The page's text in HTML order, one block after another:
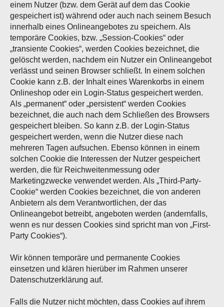
einem Nutzer (bzw. dem Gerät auf dem das Cookie
gespeichert ist) während oder auch nach seinem Besuch
innerhalb eines Onlineangebotes zu speichern. Als
temporäre Cookies, bzw. „Session-Cookies“ oder
„transiente Cookies“, werden Cookies bezeichnet, die
gelöscht werden, nachdem ein Nutzer ein Onlineangebot
verlässt und seinen Browser schließt. In einem solchen
Cookie kann z.B. der Inhalt eines Warenkorbs in einem
Onlineshop oder ein Login-Status gespeichert werden.
Als „permanent“ oder „persistent“ werden Cookies
bezeichnet, die auch nach dem Schließen des Browsers
gespeichert bleiben. So kann z.B. der Login-Status
gespeichert werden, wenn die Nutzer diese nach
mehreren Tagen aufsuchen. Ebenso können in einem
solchen Cookie die Interessen der Nutzer gespeichert
werden, die für Reichweitenmessung oder
Marketingzwecke verwendet werden. Als „Third-Party-
Cookie“ werden Cookies bezeichnet, die von anderen
Anbietern als dem Verantwortlichen, der das
Onlineangebot betreibt, angeboten werden (andernfalls,
wenn es nur dessen Cookies sind spricht man von „First-
Party Cookies“).
Wir können temporäre und permanente Cookies
einsetzen und klären hierüber im Rahmen unserer
Datenschutzerklärung auf.
Falls die Nutzer nicht möchten, dass Cookies auf ihrem